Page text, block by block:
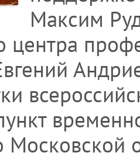
Максим
центра
Московской